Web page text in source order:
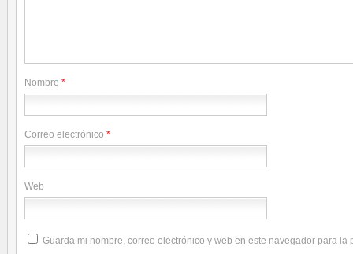
Nombre *
Correo electrónico *
Web
Guarda mi nombre, correo electrónico y web en este navegador para la